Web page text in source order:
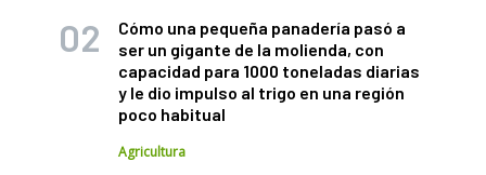
Cómo una pequeña panadería pasó a
ser un gigante de la molienda, con
capacidad para 1000 toneladas diarias
y le dio impulso al trigo en una región
poco habitual
Agricultura